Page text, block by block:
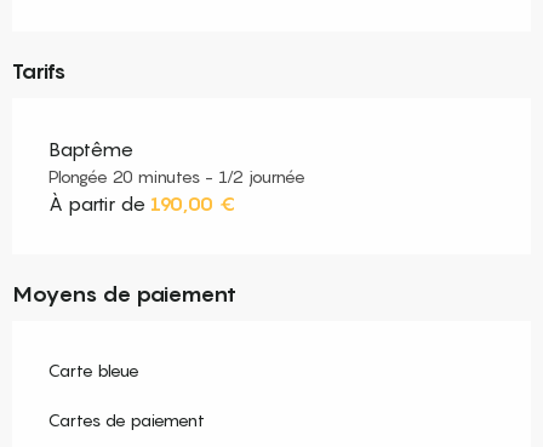
Tarifs
Baptême
Plongée 20 minutes - 1/2 journée
À partir de 190,00 €
Moyens de paiement
Carte bleue
Cartes de paiement